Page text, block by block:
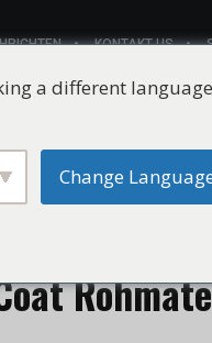
KONTAKT US
a different
Change